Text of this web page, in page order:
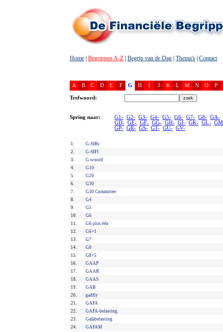
Home Begrippen A-Z Begrip van de Dag Thema's Contact
A B C D E F G H I J K L M N O P
Trefwoord:
Spring naar: G1- G2- G3- G4- G5- G6- G7- G8- GA-
GD- GE- GF- GG- GH- GI- GK- GL-
GP- GR- GS- GT- GU- GV-
1.
G-SIBs
2.
G-SIFI
3.
G-woord
4.
G10
5.
G20
6.
G30
7.
G30 Committee
8.
G4
9.
G5
10.
G6
11.
G6 plus één
12.
G6+1
13.
G7
14.
G8
15.
G8+5
16.
GAAP
17.
GAAR
18.
GAAS
19.
GAB
20.
gadfly
21.
GAFA
22.
GAFA-belasting
23.
Gafabelasting
24.
GAFAM